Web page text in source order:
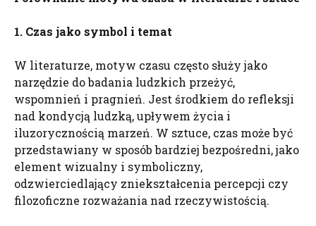
1. Czas jako symbol i temat
W literaturze, motyw czasu często służy jako
narzędzie do badania ludzkich przeżyć,
wspomnień i pragnień. Jest środkiem do refleksji
nad kondycją ludzką, upływem życia i
iluzorycznością marzeń. W sztuce, czas może być
przedstawiany w sposób bardziej bezpośredni, jako
element wizualny i symboliczny,
odzwierciedlający zniekształcenia percepcji czy
filozoficzne rozważania nad rzeczywistością.